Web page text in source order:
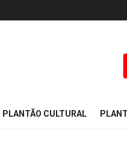
PLANTÃO CULTURAL